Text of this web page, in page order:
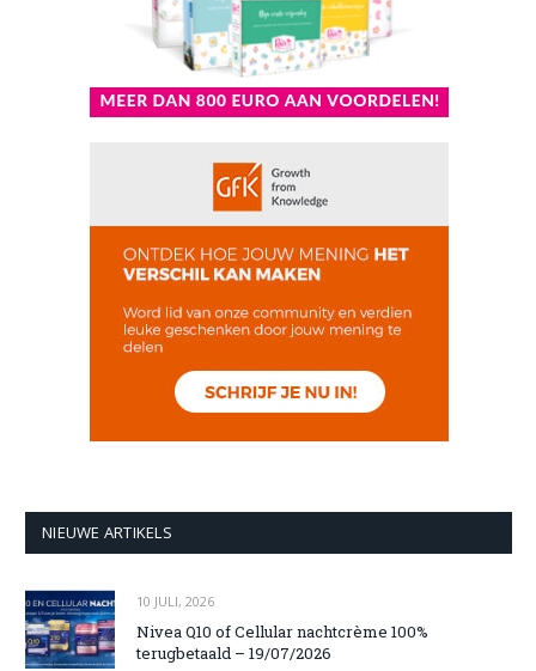
NIEUWE ARTIKELS
10 JULI, 2026
Nivea Q10 of Cellular nachtcrème 100%
terugbetaald – 19/07/2026